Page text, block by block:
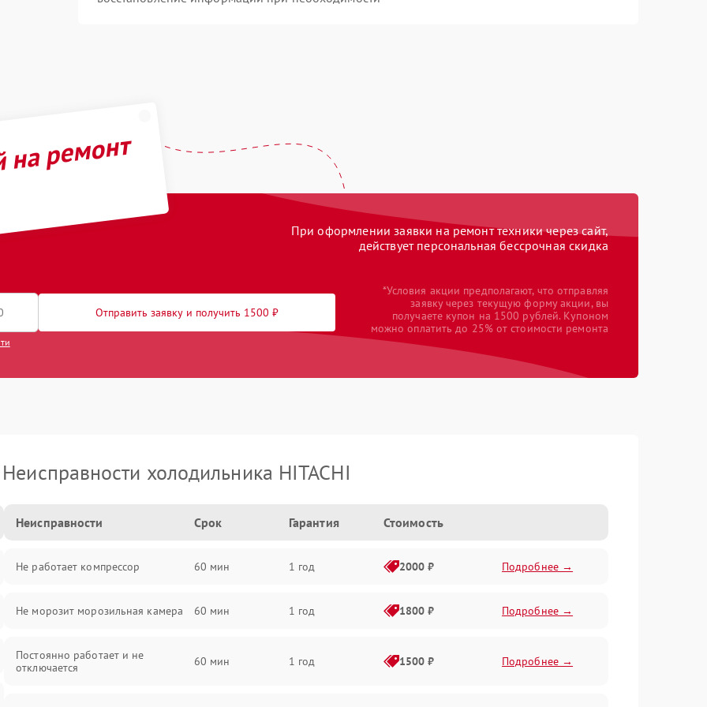
ремонт
При оформлении заявки на ремонт техники через сайт,
действует персональная бессрочная скидка
Отправить заявку и получить 1500 ₽
*Условия акции предполагают, что отправляя
заявку через текущую форму акции, вы
получаете купон на 1500 рублей. Купоном
можно оплатить до 25% от стоимости ремонта
Неисправности холодильника HITACHI
Неисправности Срок Гарантия Стоимость
Не работает компрессор 60 мин 1 год 2000 ₽ Подробнее →
Не морозит морозильная камера 60 мин 1 год 1800 ₽ Подробнее →
Постоянно работает и не
отключается
60 мин 1 год 1500 ₽ Подробнее →